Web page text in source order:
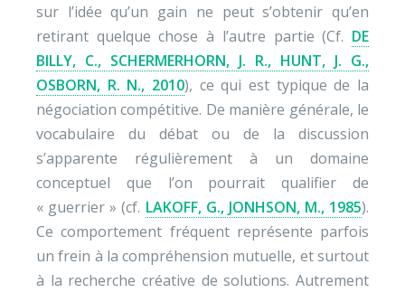
sur l’idée qu’un gain ne peut s’obtenir qu’en
retirant quelque chose à l’autre partie (Cf. DE
BILLY, C., SCHERMERHORN, J. R., HUNT, J. G.,
OSBORN, R. N., 2010), ce qui est typique de la
négociation compétitive. De manière générale, le
vocabulaire du débat ou de la discussion
s’apparente régulièrement à un domaine
conceptuel que l’on pourrait qualifier de
« guerrier » (cf. LAKOFF, G., JONHSON, M., 1985).
Ce comportement fréquent représente parfois
un frein à la compréhension mutuelle, et surtout
à la recherche créative de solutions. Autrement